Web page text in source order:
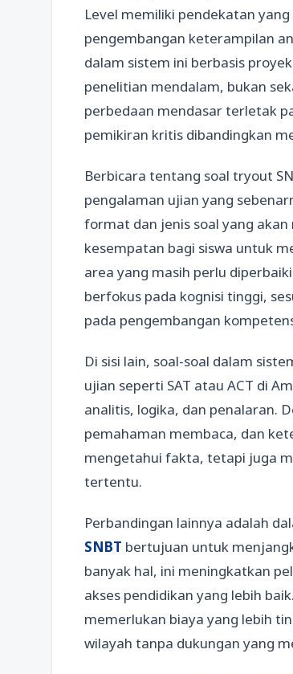
Level memiliki pendekatan
pengembangan keterampilan
dalam sistem ini berbasis
penelitian mendalam, bukan
perbedaan mendasar terletak
pemikiran kritis dibandingkan
Berbicara tentang soal tryout
pengalaman ujian yang
format dan jenis soal yang
kesempatan bagi siswa untuk
area yang masih perlu
berfokus pada kognisi tinggi,
pada pengembangan
Di sisi lain, soal-soal dalam
ujian seperti SAT atau ACT di
analitis, logika, dan penalaran.
pemahaman membaca, dan
mengetahui fakta, tetapi juga
tertentu.
Perbandingan lainnya adalah
SNBT bertujuan untuk
banyak hal, ini meningkatkan
akses pendidikan yang lebih
memerlukan biaya yang lebih
wilayah tanpa dukungan yang